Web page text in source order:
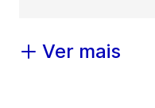
Ver mais